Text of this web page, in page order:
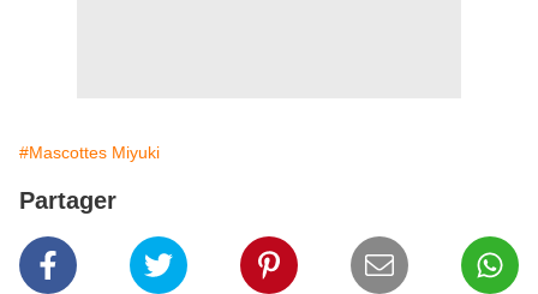
#Mascottes Miyuki
Partager